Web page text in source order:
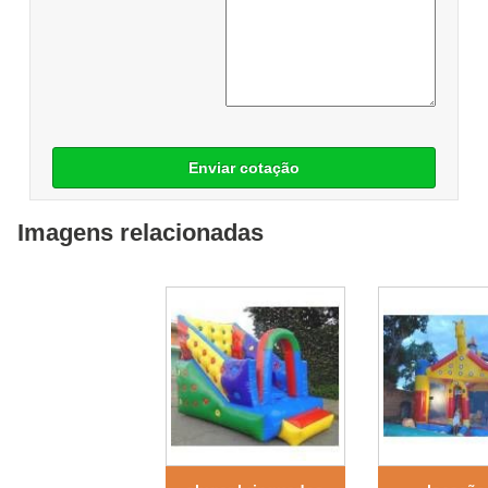
Enviar cotação
Imagens relacionadas